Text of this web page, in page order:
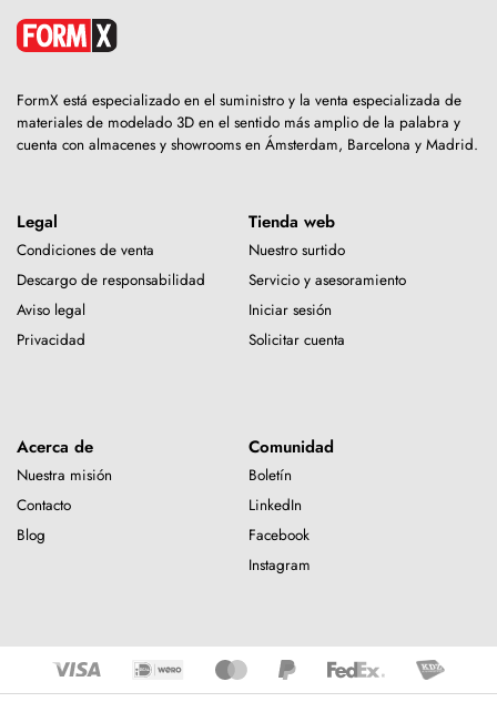
FormX está especializado en el suministro y la venta especializada de
materiales de modelado 3D en el sentido más amplio de la palabra y
cuenta con almacenes y showrooms en Ámsterdam, Barcelona y Madrid.
Legal
Condiciones de venta
Descargo de responsabilidad
Aviso legal
Privacidad
Tienda web
Nuestro surtido
Servicio y asesoramiento
Iniciar sesión
Solicitar cuenta
Acerca de
Nuestra misión
Contacto
Blog
Comunidad
Boletín
LinkedIn
Facebook
Instagram